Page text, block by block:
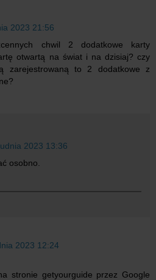
2023 21:56
chwil 2 dodatkowe karty
otwartą na świat i na dzisiaj? czy
zarejestrowaną to 2 dodatkowe z
2023 13:36
osobno.
2023 12:24
stronie getyourguide przez Google